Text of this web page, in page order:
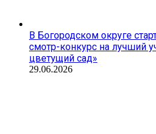
В Богородском округе
смотр-конкурс на лучший
цветущий сад»
29.06.2026